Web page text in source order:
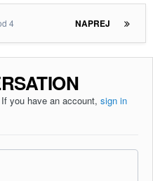
NAPREJ
4
you have an account, sign in